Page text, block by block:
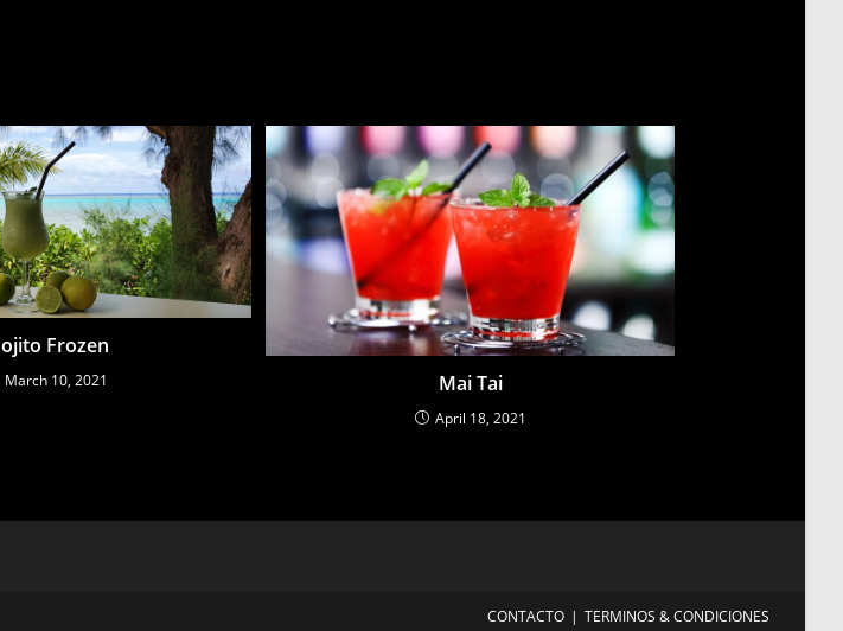
Frozen
March 10, 2021 Mai Tai
April 18, 2021
CONTACTO TERMINOS & CONDICIONES